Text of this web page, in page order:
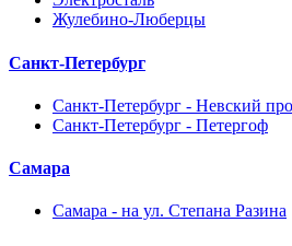
Жулебино-Люберцы
Санкт-Петербург
Санкт-Петербург - Невский
Санкт-Петербург - Петергоф
Самара
Самара - на ул. Степана Разина